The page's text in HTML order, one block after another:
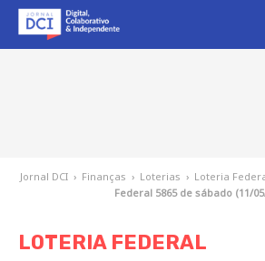
Jornal DCI › Finanças › Loterias › Loteria
Federal 5865 de sábado (11/
LOTERIA FEDERAL